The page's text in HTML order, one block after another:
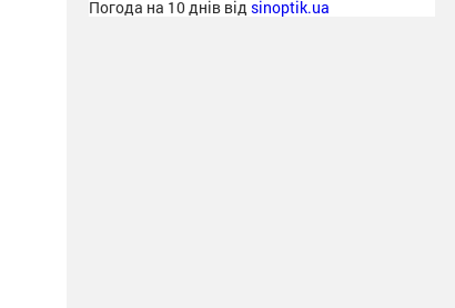
Погода на 10 днів від sinoptik.ua